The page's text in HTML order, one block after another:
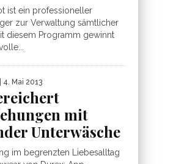
ist ein professioneller
zur Verwaltung sämtlicher
diesem Programm gewinnt
| 4. Mai 2013
mit
Unterwäsche
im begrenzten Liebesalltag